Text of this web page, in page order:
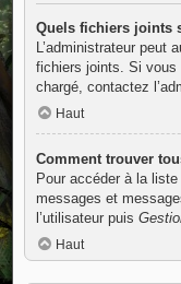
Quels fichiers joints
L’administrateur peut
fichiers joints. Si vous
chargé, contactez
Haut
Comment trouver
Pour accéder à la
messages et
l’utilisateur puis
Haut